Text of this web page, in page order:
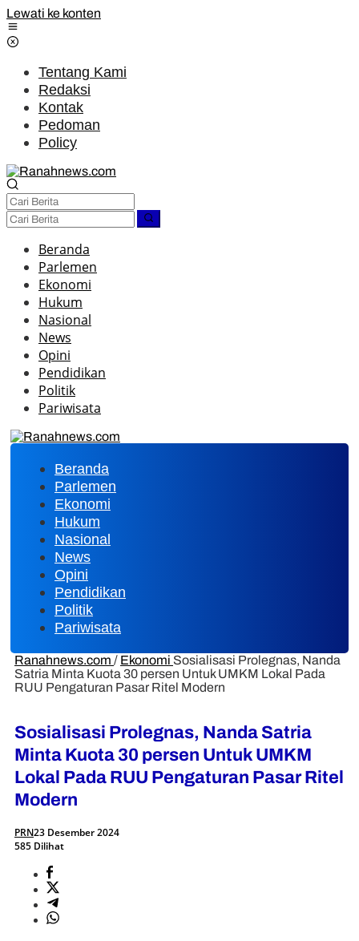
Lewati ke konten
Tentang Kami
Redaksi
Kontak
Pedoman
Policy
Beranda
Parlemen
Ekonomi
Hukum
Nasional
News
Opini
Pendidikan
Politik
Pariwisata
Beranda
Parlemen
Ekonomi
Hukum
Nasional
News
Opini
Pendidikan
Politik
Pariwisata
Ranahnews.com / Ekonomi Sosialisasi Prolegnas, Nanda
Satria Minta Kuota 30 persen Untuk UMKM Lokal Pada
RUU Pengaturan Pasar Ritel Modern
Sosialisasi Prolegnas, Nanda Satria
Minta Kuota 30 persen Untuk UMKM
Lokal Pada RUU Pengaturan Pasar Ritel
Modern
PRN23 Desember 2024
585 Dilihat